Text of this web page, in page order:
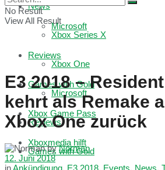
Microsoft
Reviews
Games with Gold
Xbox Game Pass
Xboxmedia hilft
News
Xbox Series X
Xbox One
Microsoft
Reviews
Games with Gold
No Result
View All Result
E3 2018 –
kehrt als Remake
Xbox One zurück
by Norman
12. Juni 2018